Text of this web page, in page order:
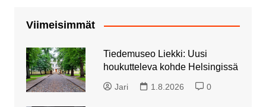
Viimeisimmät
Tiedemuseo Liekki: Uusi
houkutteleva kohde Helsingissä
Jari 1.8.2026 0